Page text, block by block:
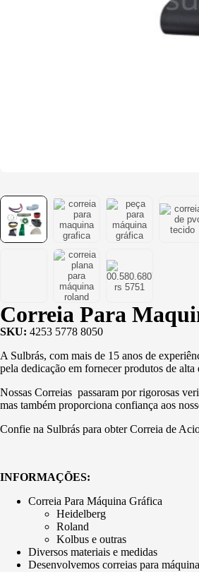
Correia Para
SKU: 4253 5778 8050
A Sulbrás, com mais de 15 anos de
pela dedicação em fornecer produtos de
Nossas Correias passaram por rigorosas
mas também proporciona confiança aos
Confie na Sulbrás para obter Correia de
INFORMAÇÕES:
Correia Para Máquina Gráfica
Heidelberg
Roland
Kolbus e outras
Diversos materiais e medidas
Desenvolvemos correias para